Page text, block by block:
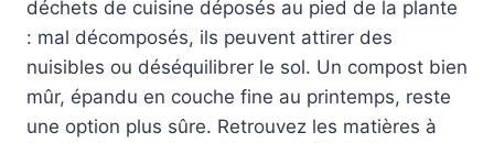
déchets de cuisine déposés au pied de la plante
: mal décomposés, ils peuvent attirer des
nuisibles ou déséquilibrer le sol. Un compost bien
mûr, épandu en couche fine au printemps, reste
une option plus sûre. Retrouvez les matières à